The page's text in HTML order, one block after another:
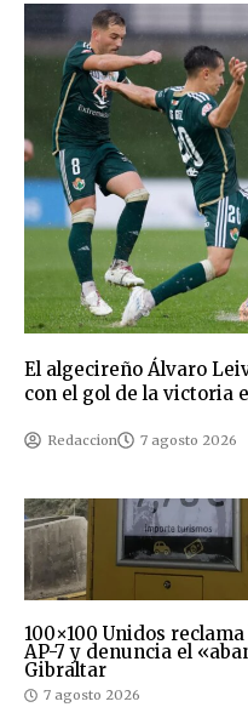
El algecireño Álvaro
con el gol de la victoria
Redaccion 7 agosto 2026
100×100 Unidos
AP-7 y denuncia el
Gibraltar
7 agosto 2026